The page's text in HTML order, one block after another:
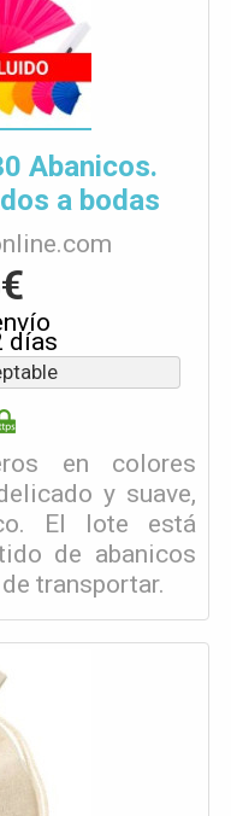
Abanicos.
a bodas
días
en colores
y suave,
El lote está
de abanicos
transportar.